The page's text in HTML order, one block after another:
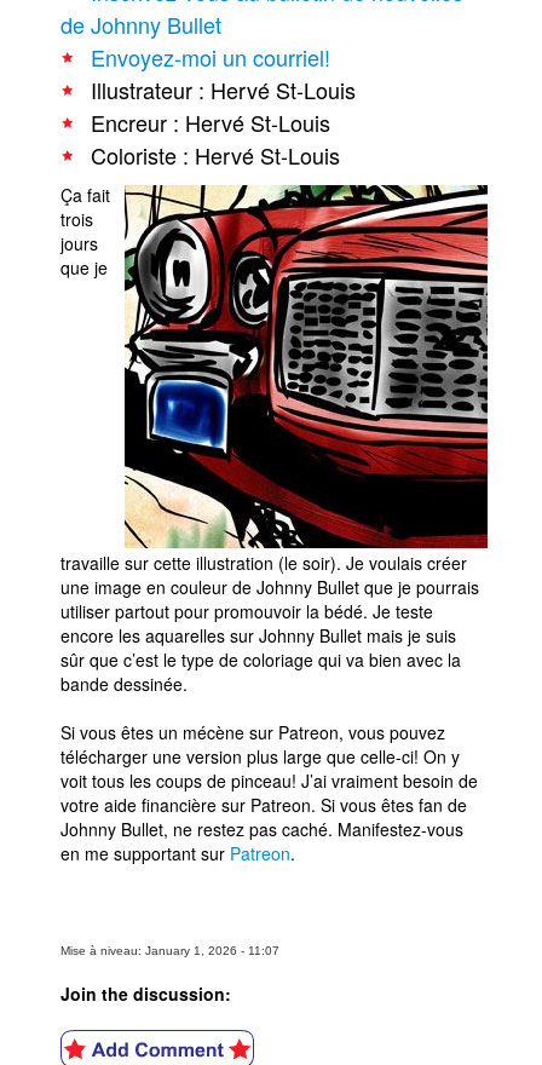
de Johnny Bullet
Envoyez-moi un courriel!
Illustrateur : Hervé St-Louis
Encreur : Hervé St-Louis
Coloriste : Hervé St-Louis
Ça fait
trois
jours
que je
travaille sur cette illustration (le soir). Je voulais créer
une image en couleur de Johnny Bullet que je pourrais
utiliser partout pour promouvoir la bédé. Je teste
encore les aquarelles sur Johnny Bullet mais je suis
sûr que c’est le type de coloriage qui va bien avec la
bande dessinée.
Si vous êtes un mécène sur Patreon, vous pouvez
télécharger une version plus large que celle-ci! On y
voit tous les coups de pinceau! J’ai vraiment besoin de
votre aide financière sur Patreon. Si vous êtes fan de
Johnny Bullet, ne restez pas caché. Manifestez-vous
en me supportant sur Patreon.
Mise à niveau: January 1, 2026 - 11:07
Join the discussion: